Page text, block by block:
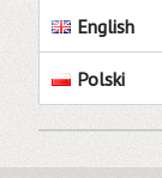
English
Polski